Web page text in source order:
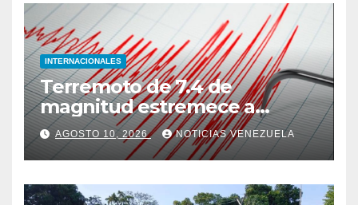
INTERNACIONALES
Terremoto de 7.4 de
magnitud estremece a
Colombia este lunes 10 de
agosto
AGOSTO 10, 2026 NOTICIAS VENEZUELA